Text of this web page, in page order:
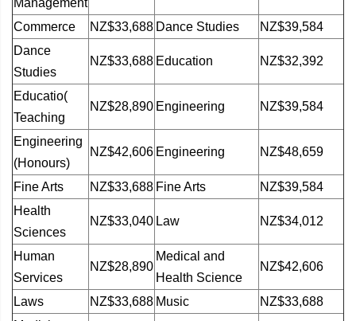
Commerce NZ$33,688 Dance Studies
NZ$39,584
Dance
Studies
NZ$33,688 Education NZ$32,392
Educatio(
Teaching
NZ$28,890 Engineering NZ$39,584
Engineering
(Honours)
NZ$42,606 Engineering NZ$48,659
Fine Arts NZ$33,688 Fine Arts
NZ$39,584
Health
Sciences
NZ$33,040 Law NZ$34,012
Human
Services
NZ$28,890
Medical and
Health Science
NZ$42,606
Laws NZ$33,688 Music
NZ$33,688